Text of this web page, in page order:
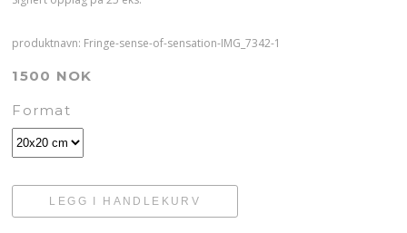
produktnavn: Fringe-sense-of-sensation-IMG_7342-1
1500 NOK
Format
LEGG I HANDLEKURV